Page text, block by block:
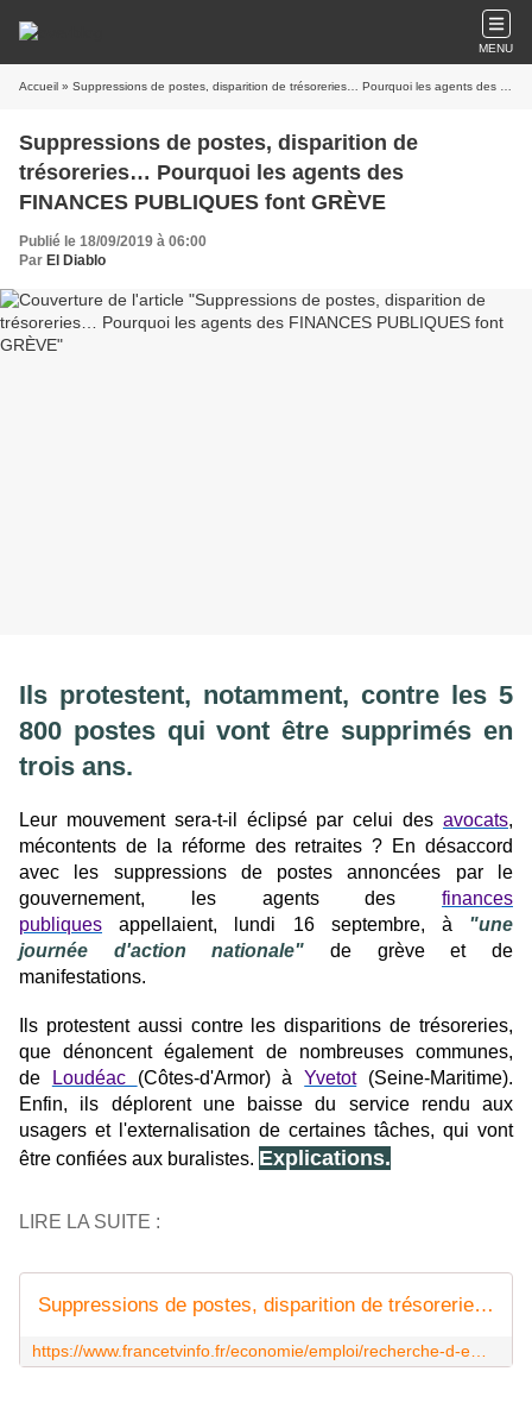
MENU
Accueil » Suppressions de postes, disparition de trésoreries… Pourquoi les agents des FINANCES PUBLIQUES font GRÈVE
Suppressions de postes, disparition de
trésoreries… Pourquoi les agents des
FINANCES PUBLIQUES font GRÈVE
Publié le 18/09/2019 à 06:00
Par El Diablo
Ils protestent, notamment, contre les 5
800 postes qui vont être supprimés en
trois ans.
Leur mouvement sera-t-il éclipsé par celui des avocats,
mécontents de la réforme des retraites ? En désaccord
avec les suppressions de postes annoncées par le
gouvernement, les agents des finances
publiques appellaient, lundi 16 septembre, à "une
journée d'action nationale" de grève et de
manifestations.
Ils protestent aussi contre les disparitions de trésoreries,
que dénoncent également de nombreuses communes,
de
Loudéac (Côtes-d'Armor) àYvetot(Seine-Maritime).
Enfin, ils déplorent une baisse du service rendu aux
usagers et l'externalisation de certaines tâches, qui vont
être confiées aux buralistes. Explications.
LIRE LA SUITE :
Suppressions de postes, disparition de trésoreries... Pourquoi les agents des finances publiques font grève